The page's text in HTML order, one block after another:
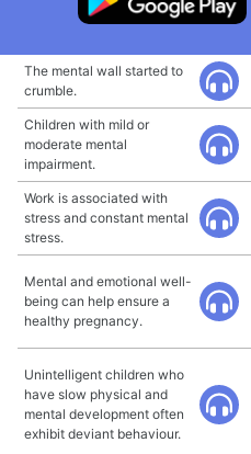
The mental wall started to
crumble.
Children with mild or
moderate mental
impairment.
Work is associated with
stress and constant mental
stress.
Mental and emotional well-
being can help ensure a
healthy pregnancy.
Unintelligent children who
have slow physical and
mental development often
exhibit deviant behaviour.